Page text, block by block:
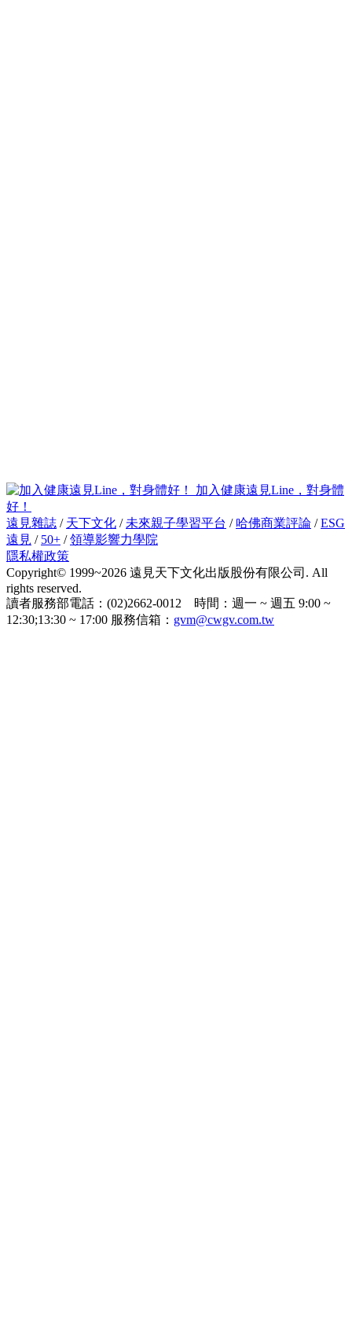
加入健康遠見Line，對身體
好！
遠見雜誌 / 天下文化 / 未來親子學習平台 / 哈佛商業評論 /ESG
遠見 / 50+ /領導影響力學院
隱私權政策
Copyright© 1999~2026 遠見天下文化出版股份有限公司. All
rights reserved.
讀者服務部電話：(02)2662-0012 時間：週一 ~ 週五 9:00 ~
12:30;13:30 ~ 17:00 服務信箱： gvm@cwgv.com.tw